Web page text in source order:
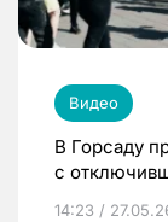
Видео
В Горсаду
с
14:23 /